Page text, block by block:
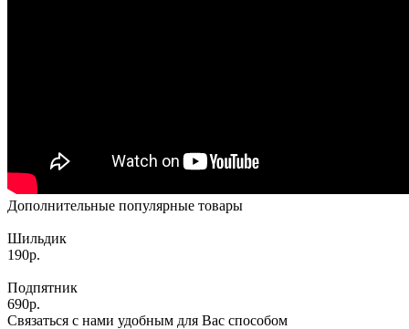
Дополнительные популярные товары
Шильдик
190р.
Подпятник
690р.
Связаться с нами удобным для Вас способом